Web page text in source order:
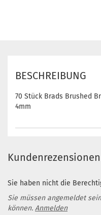
BESCHREIBUNG
70 Stück Brads Brushed
4mm
Kundenrezensionen
Sie haben nicht die
Sie müssen angemeldet
können. Anmelden